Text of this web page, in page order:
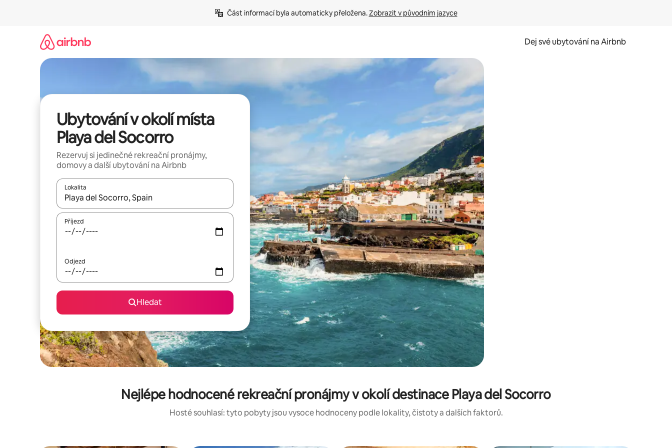
Část informací byla automaticky přeložena. Zobrazit v původním jazyce
Dej své ubytování na Airbnb
Ubytování v okolí místa
Playa del Socorro
Rezervuj si jedinečné rekreační pronájmy,
domovy a další ubytování na Airbnb
Lokalita
Až budou výsledky k dispozici, můžeš si je procházet pomocí šipek nahoru a dolů, dotykem nebo přejetím prstem.
Příjezd
Odjezd
Hledat
Nejlépe hodnocené rekreační pronájmy v okolí destinace Playa del Socorro
Hosté souhlasí: tyto pobyty jsou vysoce hodnoceny podle lokality, čistoty a dalších faktorů.